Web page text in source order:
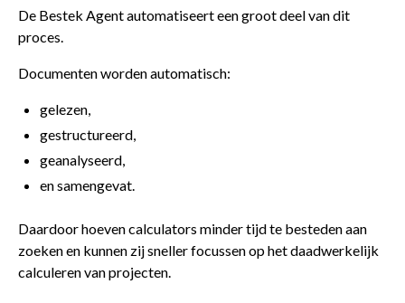
De Bestek Agent automatiseert een groot deel van dit
proces.
Documenten worden automatisch:
gelezen,
gestructureerd,
geanalyseerd,
en samengevat.
Daardoor hoeven calculators minder tijd te besteden aan
zoeken en kunnen zij sneller focussen op het daadwerkelijk
calculeren van projecten.